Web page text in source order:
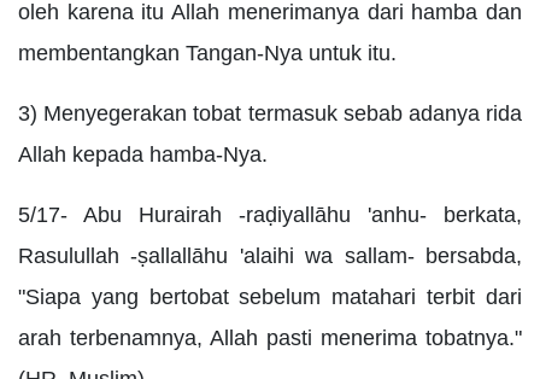
oleh karena itu Allah menerimanya dari hamba dan
membentangkan Tangan-Nya untuk itu.
3) Menyegerakan tobat termasuk sebab adanya rida
Allah kepada hamba-Nya.
5/17- Abu Hurairah -raḍiyallāhu 'anhu- berkata,
Rasulullah -ṣallallāhu 'alaihi wa sallam- bersabda,
"Siapa yang bertobat sebelum matahari terbit dari
arah terbenamnya, Allah pasti menerima tobatnya."